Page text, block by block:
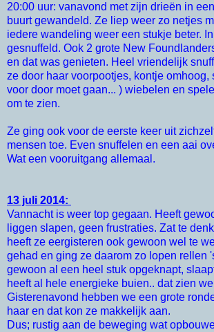
20:00 uur: vanavond met zijn drieën in
buurt gewandeld. Ze liep weer zo netjes
iedere wandeling weer een stukje beter.
gesnuffeld. Ook 2 grote New
en dat was genieten. Heel vriendelijk
ze door haar voorpootjes, kontje omhoog,
voor door moet gaan... ) wiebelen en
om te zien.
Ze ging ook voor de eerste keer uit
mensen toe. Even snuffelen en een aai
Wat een vooruitgang allemaal.
13 juli 2014:
Vannacht is weer top gegaan. Heeft
liggen slapen, geen frustraties. Zat te
heeft ze eergisteren ook gewoon wel te
gehad en ging ze daarom zo lopen rellen
gewoon al een heel stuk opgeknapt,
heeft al hele energieke buien.. dat zien
Gisterenavond hebben we een grote
haar en dat kon ze makkelijk aan.
Dus; rustig aan de beweging wat